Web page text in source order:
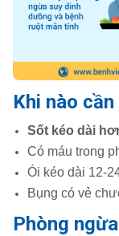
Khi nào
Sốt kéo dài
Có máu trong
Ói kéo dài 12-
Bụng có vẻ
Phòng